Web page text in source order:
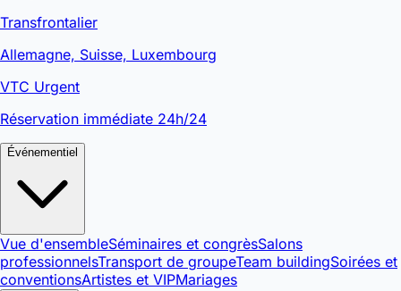
Transfrontalier
Allemagne, Suisse, Luxembourg
VTC Urgent
Réservation immédiate 24h/24
Événementiel
Vue d'ensembleSéminaires et congrèsSalons
professionnelsTransport de groupeTeam buildingSoirées et
conventionsArtistes et VIPMariages